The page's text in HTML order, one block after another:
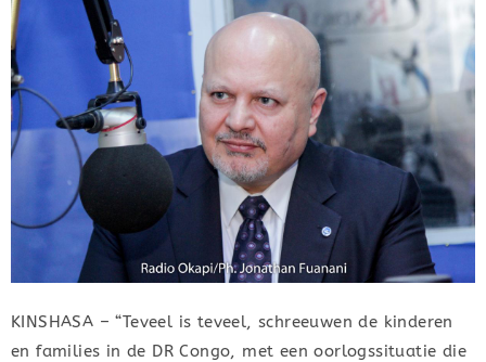
KINSHASA – “Teveel is teveel, schreeuwen de kinderen
en families in de DR Congo, met een oorlogssituatie die